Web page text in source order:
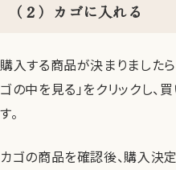
（２）カゴに入れる
購入する商品が決まりました
ゴの中を見る」をクリックし
す。
カゴの商品を確認後、購入決